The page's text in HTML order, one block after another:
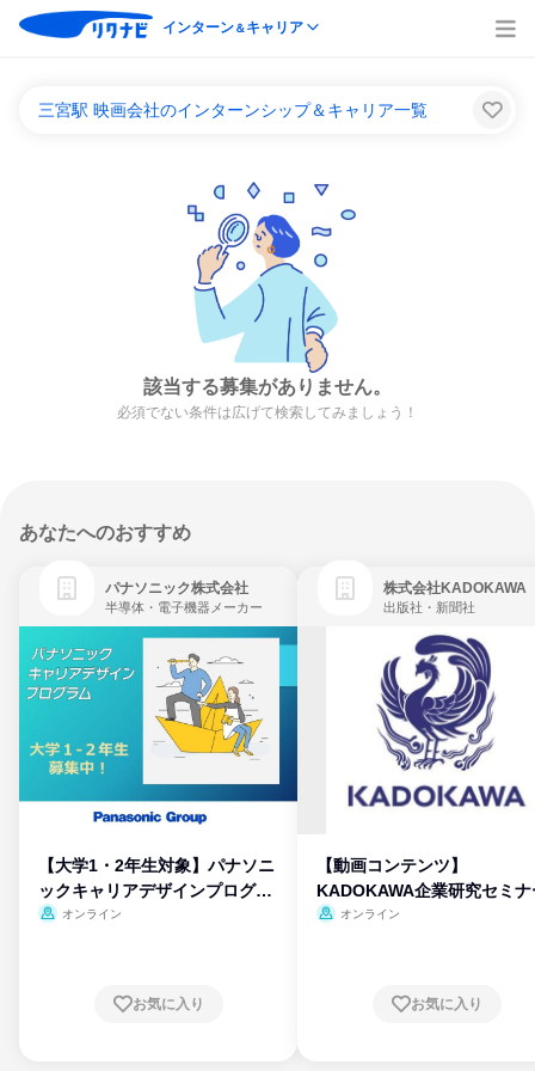
インターン＆キャリア
三宮駅 映画会社のインターンシップ＆キャリア一覧
該当する募集がありません。
必須でない条件は広げて検索してみましょう！
あなたへのおすすめ
パナソニック株式会社
半導体・電子機器メーカー
【大学1・2年生対象】パナソニ
ックキャリアデザインプログラ
ム
オンライン
お気に入り
株式会社KADOKAWA
出版社・新聞社
【動画コンテンツ】
KADOKAWA企業研究セミナ
オンライン
お気に入り